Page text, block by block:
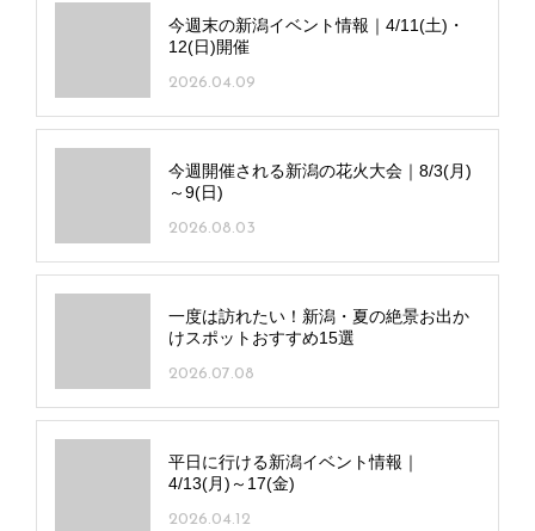
今週末の新潟イベント情報｜4/11(土)・
12(日)開催
2026.04.09
今週開催される新潟の花火大会｜8/3(月)
～9(日)
2026.08.03
一度は訪れたい！新潟・夏の絶景お出か
けスポットおすすめ15選
2026.07.08
平日に行ける新潟イベント情報｜
4/13(月)～17(金)
2026.04.12